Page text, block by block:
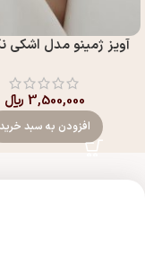
آويز ژمینو مدل اشکي
3,500,000 ﷼
افزودن به سبد خرید